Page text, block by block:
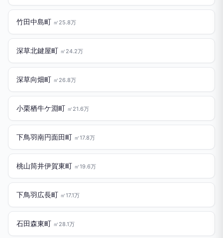
竹田中島町 ㎡25.8万
深草北鍵屋町 ㎡24.2万
深草向畑町 ㎡26.8万
小栗栖牛ケ淵町 ㎡21.6万
下鳥羽南円面田町 ㎡17.8万
桃山筒井伊賀東町 ㎡19.6万
下鳥羽広長町 ㎡17.1万
石田森東町 ㎡28.1万